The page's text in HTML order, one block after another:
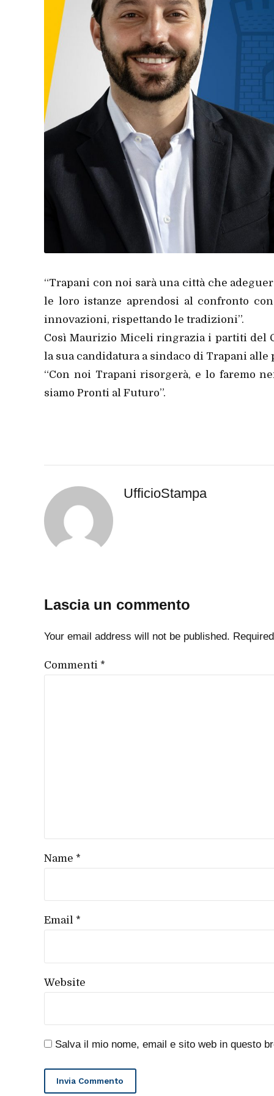
“Trapani con noi sarà una città che
le loro istanze aprendosi al confronto
innovazioni, rispettando le tradizioni”.
Così Maurizio Miceli ringrazia i partiti del
la sua candidatura a sindaco di Trapani
“Con noi Trapani risorgerà, e lo faremo
siamo Pronti al Futuro”.
UfficioStampa
Lascia un commento
Your email address will not be published.
Commenti *
Name *
Email *
Website
Salva il mio nome, email e sito web in questo
Invia Commento